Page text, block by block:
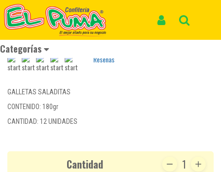
Categorías
Inicio Productos CRAKEÑAS DIPZ*12und*180gr
CRAKEÑAS DIPZ*12und*180gr
REF: GALLETA 368
Reseñas
GALLETAS SALADITAS
CONTENIDO: 180gr
CANTIDAD: 12 UNIDADES
Cantidad 1